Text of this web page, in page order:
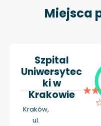
Miejsca
Szpital
Uniwersytec
ki w
Krakowie
Kraków,
ul.